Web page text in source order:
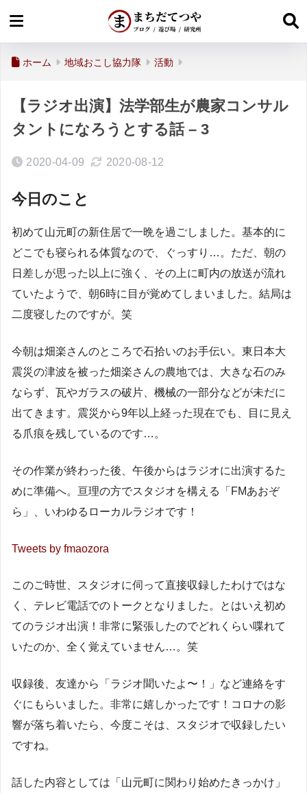
ホーム 地域おこし協力隊 活動
【ラジオ出演】法学部生が農家コンサル
タントになろうとする話 – 3
2020-04-09 2020-08-12
今日のこと
初めて山元町の新住居で一晩を過ごしました。基本的に
どこでも寝られる体質なので、ぐっすり…。ただ、朝の
日差しが思った以上に強く、その上に町内の放送が流れ
ていたようで、朝6時に目が覚めてしまいました。結局は
二度寝したのですが。笑
今朝は畑楽さんのところで石拾いのお手伝い。東日本大
震災の津波を被った畑楽さんの農地では、大きな石のみ
ならず、瓦やガラスの破片、機械の一部分などが未だに
出てきます。震災から9年以上経った現在でも、目に見え
る爪痕を残しているのです…。
その作業が終わった後、午後からはラジオに出演するた
めに準備へ。亘理の方でスタジオを構える「FMあおぞ
ら」、いわゆるローカルラジオです！
Tweets by fmaozora
このご時世、スタジオに伺って直接収録したわけではな
く、テレビ電話でのトークとなりました。とはいえ初め
てのラジオ出演！非常に緊張したのでどれくらい喋れて
いたのか、全く覚えていません…。笑
収録後、友達から「ラジオ聞いたよ〜！」など連絡をす
ぐにもらいました。非常に嬉しかったです！コロナの影
響が落ち着いたら、今度こそは、スタジオで収録したい
ですね。
話した内容としては「山元町に関わり始めたきっかけ」